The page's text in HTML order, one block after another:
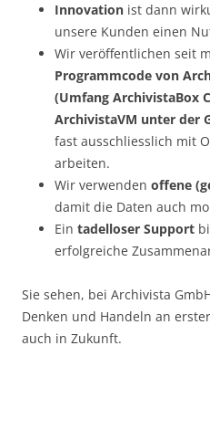
Innovation ist dann
unsere Kunden einen
Wir veröffentlichen seit
Programmcode von
(Umfang ArchivistaBox
ArchivistaVM unter der
fast ausschliesslich mit
arbeiten.
Wir verwenden offene
damit die Daten auch
Ein tadelloser Support
erfolgreiche
Sie sehen, bei Archivista
Denken und Handeln an
auch in Zukunft.